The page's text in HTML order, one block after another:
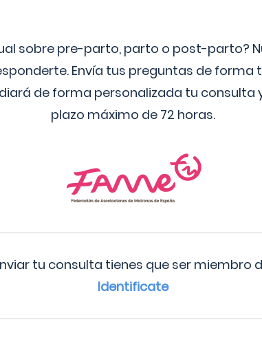
sobre pre-parto, parto o post-parto?
Envía tus preguntas de
de forma personalizada tu consulta
plazo máximo de 72 horas.
tu consulta tienes que ser miembro
Identificate